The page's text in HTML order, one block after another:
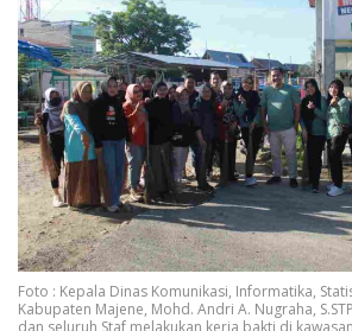
Foto : Kepala Dinas Komunikasi, Informatika,
Kabupaten Majene, Mohd. Andri A. Nugraha,